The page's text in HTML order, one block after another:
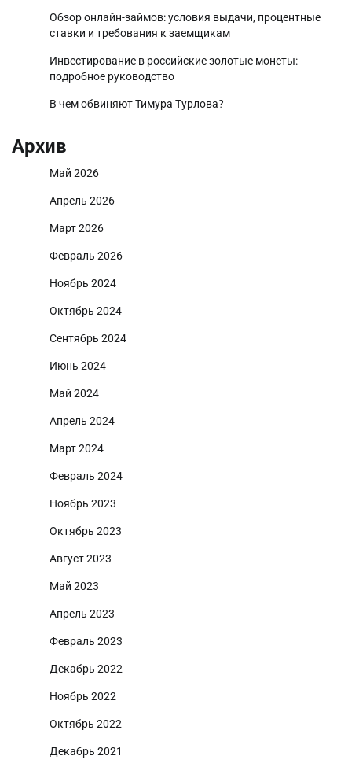
Обзор онлайн-займов: условия выдачи, процентные
ставки и требования к заемщикам
Инвестирование в российские золотые монеты:
подробное руководство
В чем обвиняют Тимура Турлова?
Архив
Май 2026
Апрель 2026
Март 2026
Февраль 2026
Ноябрь 2024
Октябрь 2024
Сентябрь 2024
Июнь 2024
Май 2024
Апрель 2024
Март 2024
Февраль 2024
Ноябрь 2023
Октябрь 2023
Август 2023
Май 2023
Апрель 2023
Февраль 2023
Декабрь 2022
Ноябрь 2022
Октябрь 2022
Декабрь 2021